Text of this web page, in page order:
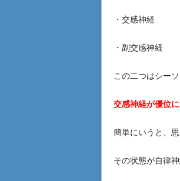
・交感神経
・副交感神経
この二つはシー
交感神経が優位
簡単にいうと、
その状態が自律